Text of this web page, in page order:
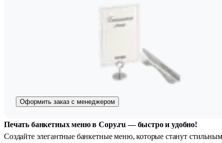
Оформить заказ с менеджером
Печать банкетных меню в Copy.ru — быстро и удобно!
Создайте элегантные банкетные меню, которые станут стильным